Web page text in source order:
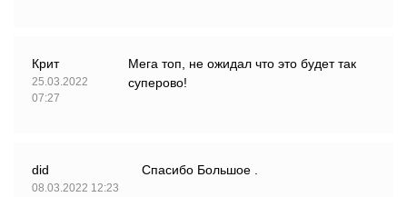
Крит
25.03.2022
07:27
Мега топ, не ожидал что это будет так
суперово!
did
08.03.2022 12:23
Спасибо Большое .